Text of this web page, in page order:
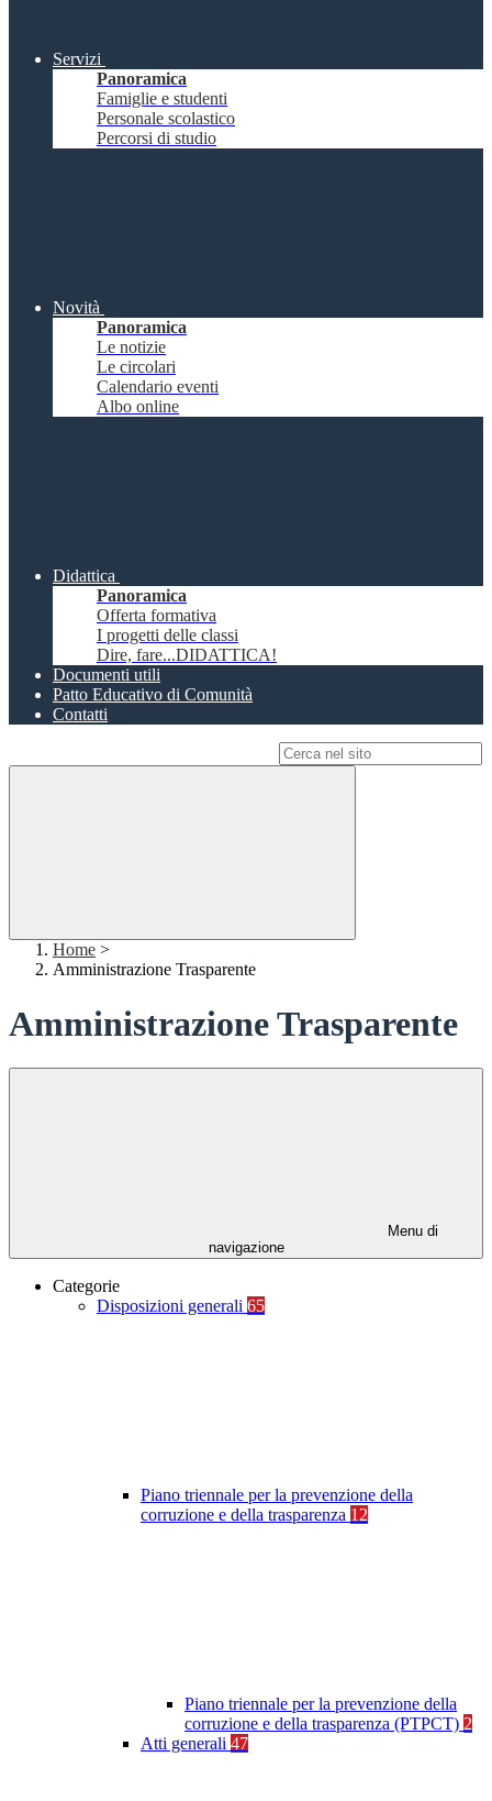
Servizi
Panoramica
Famiglie e studenti
Personale scolastico
Percorsi di studio
Novità
Panoramica
Le notizie
Le circolari
Calendario eventi
Albo online
Didattica
Panoramica
Offerta formativa
I progetti delle classi
Dire, fare...DIDATTICA!
Documenti utili
Patto Educativo di Comunità
Contatti
Home >
Amministrazione Trasparente
Amministrazione Trasparente
Menu di
navigazione
Categorie
Disposizioni generali 65
Piano triennale per la prevenzione della
corruzione e della trasparenza 12
Piano triennale per la prevenzione della
corruzione e della trasparenza (PTPCT) 2
Atti generali 47